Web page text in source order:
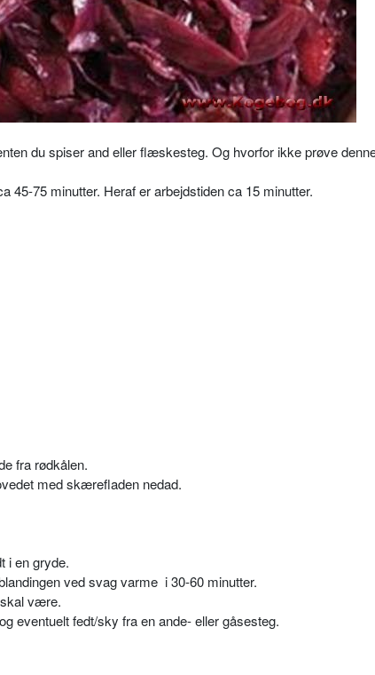
du spiser and eller flæskesteg. Og hvorfor ikke prøve
45-75 minutter. Heraf er arbejdstiden ca 15 minutter.
fra rødkålen.
med skærefladen nedad.
i en gryde.
ved svag varme i 30-60 minutter.
være.
eventuelt fedt/sky fra en ande- eller gåsesteg.